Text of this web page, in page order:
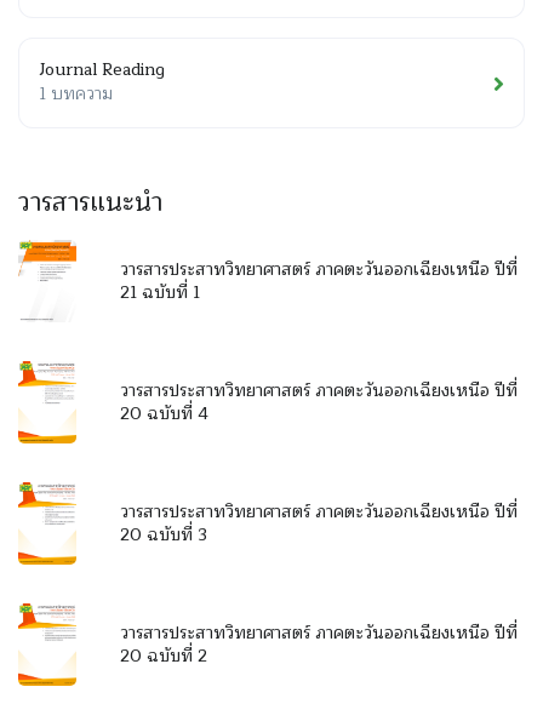
Journal Reading
1 บทความ
วารสารแนะนำ
วารสารประสาทวิทยาศาสตร์ ภาคตะวันออกเฉียงเหนือ ปีที่
21 ฉบับที่ 1
วารสารประสาทวิทยาศาสตร์ ภาคตะวันออกเฉียงเหนือ ปีที่
20 ฉบับที่ 4
วารสารประสาทวิทยาศาสตร์ ภาคตะวันออกเฉียงเหนือ ปีที่
20 ฉบับที่ 3
วารสารประสาทวิทยาศาสตร์ ภาคตะวันออกเฉียงเหนือ ปีที่
20 ฉบับที่ 2